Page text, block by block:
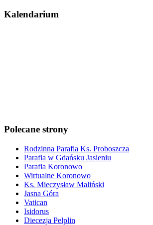
Kalendarium
Polecane strony
Rodzinna Parafia Ks. Proboszcza
Parafia w Gdańsku Jasieniu
Parafia Koronowo
Wirtualne Koronowo
Ks. Mieczysław Maliński
Jasna Góra
Vatican
Isidorus
Diecezja Pelplin